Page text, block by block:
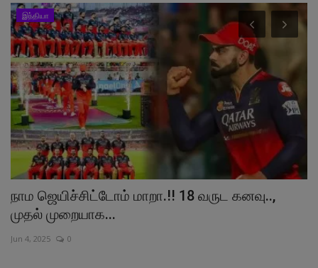
இந்தியா
நாம ஜெயிச்சிட்டோம் மாறா.!! 18 வருட கனவு..,
முதல் முறையாக...
Jun 4, 2025 0